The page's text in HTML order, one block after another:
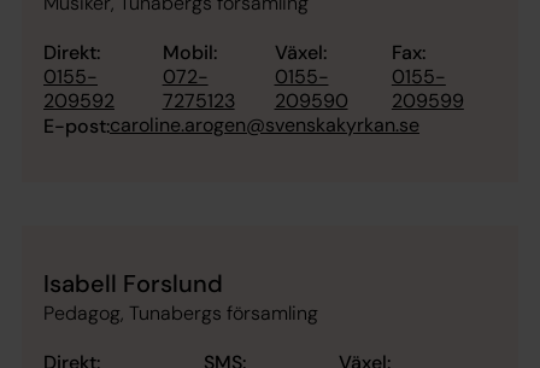
Direkt:
0155-
209592
Mobil:
072-
7275123
Växel:
0155-
209590
Fax:
0155-
209599
E-post:caroline.arogen@svenskakyrkan.se
Isabell Forslund
Pedagog, Tunabergs församling
Direkt:
SMS:
Växel: